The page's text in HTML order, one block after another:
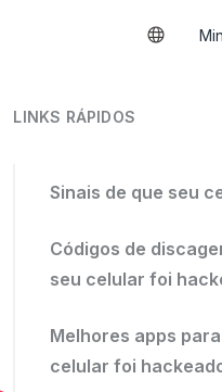
LINKS RÁPIDOS
Sinais de que seu
Códigos de
seu celular foi
Melhores apps
celular foi